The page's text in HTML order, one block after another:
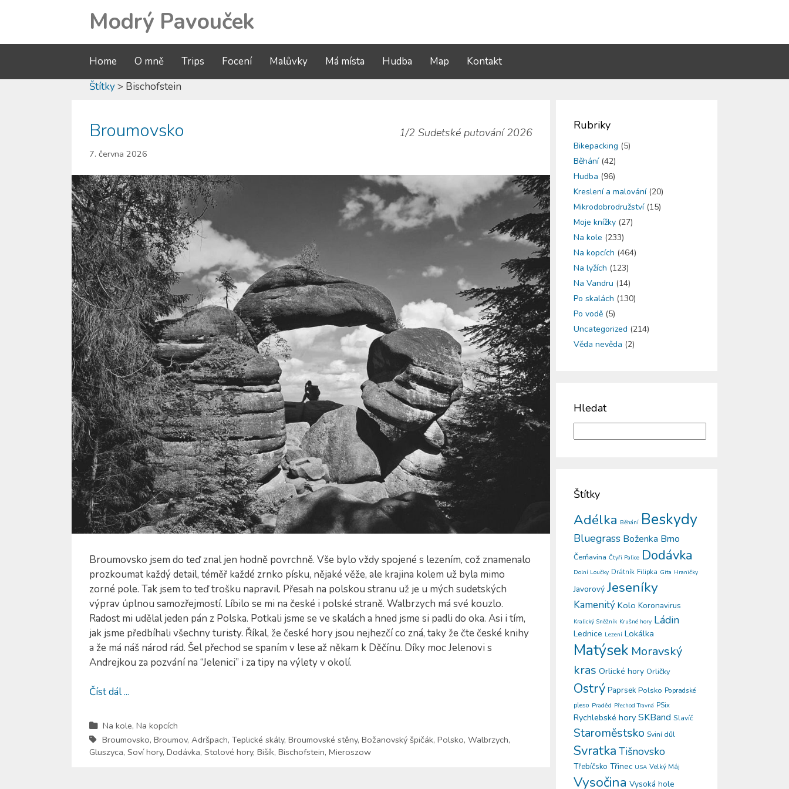
Modrý Pavouček
Home O mně Trips Focení Malůvky Má místa Hudba Map
Kontakt
Štítky> Bischofstein
Broumovsko 1/2 Sudetské putování 2026
7. června 2026
Broumovsko jsem do teď znal jen hodně povrchně. Vše bylo vždy spojené s lezením, což znamenalo
prozkoumat každý detail, téměř každé zrnko písku, nějaké věže, ale krajina kolem už byla mimo
zorné pole. Tak jsem to teď trošku napravil. Přesah na polskou stranu už je u mých sudetských
výprav úplnou samozřejmostí. Líbilo se mi na české i polské straně. Walbrzych má své kouzlo.
Radost mi udělal jeden pán z Polska. Potkali jsme se ve skalách a hned jsme si padli do oka. Asi i tím,
jak jsme předbíhali všechny turisty. Říkal, že české hory jsou nejhezčí co zná, taky že čte české knihy
a že má náš národ rád. Šel přechod se spaním v lese až někam k Děčínu. Díky moc Jelenovi s
Andrejkou za pozvání na “Jelenici” i za tipy na výlety v okolí.
Číst dál ...
Na kole, Na kopcích
Broumovsko, Broumov, Adršpach, Teplické skály, Broumovské stěny, Božanovský špičák, Polsko, Walbrzych,
Gluszyca, Soví hory, Dodávka, Stolové hory, Bišík, Bischofstein, Mieroszow
Rubriky
Bikepacking (5)
Běhání(42)
Hudba (96)
Kreslení a malování(20)
Mikrodobrodružství(15)
Moje knížky (27)
Na kole (233)
Na kopcích (464)
Na lyžích (123)
Na Vandru (14)
Po skalách (130)
Po vodě (5)
Uncategorized (214)
Věda nevěda (2)
Hledat
Štítky
Adélka Běhání Beskydy
Bluegrass Boženka Brno
Čerňavina Čtyři Palice Dodávka
Dolní Loučky Drátník Filipka Gita Hraničky
Javorový Jeseníky
Kamenitý Kolo Koronavirus
Kralický Sněžník Krušné hory Ládin
Lednice Lezení Lokálka
Matýsek Moravský
kras Orlické hory Orličky
Ostrý Paprsek Polsko Popradské
pleso Praděd Přechod Travná PSix
Rychlebské hory SKBand Slavíč
Staroměstsko Sviní důl
Svratka Tišnovsko
Třebíčsko Třinec USA Velký Máj
Vysočina Vysoká hole